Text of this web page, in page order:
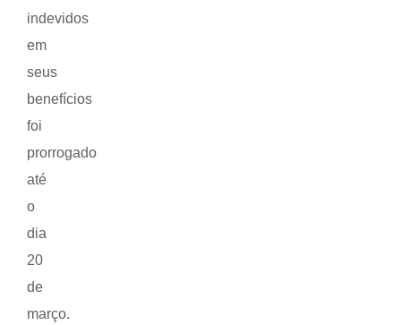
indevidos
em
seus
benefícios
foi
prorrogado
até
o
dia
20
de
março.